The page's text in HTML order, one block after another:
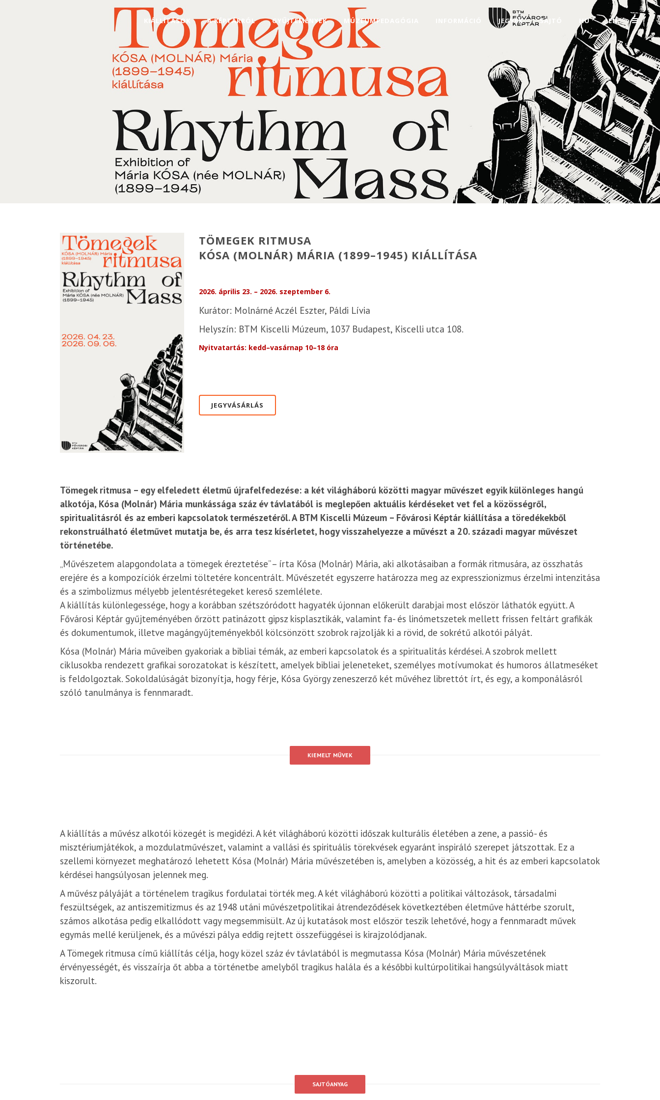
KIÁLLÍTÁSOK A KÉPTÁRRÓL GYŰJTEMÉNYEK MÚZEUMPEDAGÓGIA JEGYEK SAJTÓ HU EN
TÖMEGEK RITMUSA
KÓSA (MOLNÁR) MÁRIA (1899–1945) KIÁLLÍTÁSA
2026. április 23. – 2026. szeptember 6.
Kurátor: Molnárné Aczél Eszter, Páldi Lívia
Helyszín: BTM Kiscelli Múzeum, 1037 Budapest, Kiscelli utca 108.
Nyitvatartás: kedd–vasárnap 10–18 óra
JEGYVÁSÁRLÁS
Tömegek ritmusa – egy elfeledett életmű újrafelfedezése: a két világháború közötti magyar művészet egyik különleges hangú
alkotója, Kósa (Molnár) Mária munkássága száz év távlatából is meglepően aktuális kérdéseket vet fel a közösségről,
spiritualitásról és az emberi kapcsolatok természetéről. A BTM Kiscelli Múzeum – Fővárosi Képtár kiállítása a töredékekből
rekonstruálható életművet mutatja be, és arra tesz kísérletet, hogy visszahelyezze a művészt a 20. századi magyar művészet
történetébe.
„Művészetem alapgondolata a tömegek éreztetése” – írta Kósa (Molnár) Mária, aki alkotásaiban a formák ritmusára, az összhatás
erejére és a kompozíciók érzelmi töltetére koncentrált. Művészetét egyszerre határozza meg az expresszionizmus érzelmi intenzitása
és a szimbolizmus mélyebb jelentésrétegeket kereső szemlélete.
A kiállítás különlegessége, hogy a korábban szétszóródott hagyaték újonnan előkerült darabjai most először láthatók együtt. A
Fővárosi Képtár gyűjteményében őrzött patinázott gipsz kisplasztikák, valamint fa- és linómetszetek mellett frissen feltárt grafikák
és dokumentumok, illetve magángyűjteményekből kölcsönzött szobrok rajzolják ki a rövid, de sokrétű alkotói pályát.
Kósa (Molnár) Mária műveiben gyakoriak a bibliai témák, az emberi kapcsolatok és a spiritualitás kérdései. A szobrok mellett
ciklusokba rendezett grafikai sorozatokat is készített, amelyek bibliai jeleneteket, személyes motívumokat és humoros állatmeséket
is feldolgoztak. Sokoldalúságát bizonyítja, hogy férje, Kósa György zeneszerző két művéhez librettót írt, és egy, a komponálásról
szóló tanulmánya is fennmaradt.
KIEMELT MŰVEK
A kiállítás a művész alkotói közegét is megidézi. A két világháború közötti időszak kulturális életében a zene, a passió- és
misztériumjátékok, a mozdulatművészet, valamint a vallási és spirituális törekvések egyaránt inspiráló szerepet játszottak. Ez a
szellemi környezet meghatározó lehetett Kósa (Molnár) Mária művészetében is, amelyben a közösség, a hit és az emberi kapcsolatok
kérdései hangsúlyosan jelennek meg.
A művész pályáját a történelem tragikus fordulatai törték meg. A két világháború közötti a politikai változások, társadalmi
feszültségek, az antiszemitizmus és az 1948 utáni művészetpolitikai átrendeződések következtében életműve háttérbe szorult,
számos alkotása pedig elkallódott vagy megsemmisült. Az új kutatások most először teszik lehetővé, hogy a fennmaradt művek
egymás mellé kerüljenek, és a művészi pálya eddig rejtett összefüggései is kirajzolódjanak.
A Tömegek ritmusa című kiállítás célja, hogy közel száz év távlatából is megmutassa Kósa (Molnár) Mária művészetének
érvényességét, és visszaírja őt abba a történetbe amelyből tragikus halála és a későbbi kultúrpolitikai hangsúlyváltások miatt
kiszorult.
SAJTÓANYAG